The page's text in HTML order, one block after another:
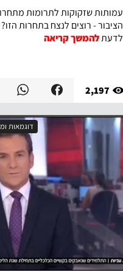
עמותות שזקוקות לתרומות
הציבור - רוצים לנצח בתחרות
לדעתלהמשך קריאה
2,197
דוגמאות